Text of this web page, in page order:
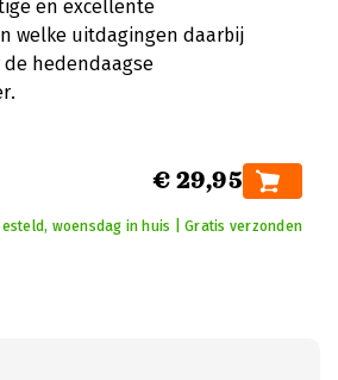
en excellente
welke uitdagingen daarbij
hedendaagse
€ 29,95
woensdag in huis | Gratis verzonden